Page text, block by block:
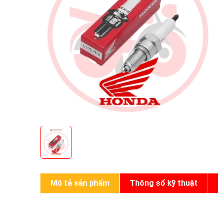
Mô tả sản phẩm Thông số kỹ thuật